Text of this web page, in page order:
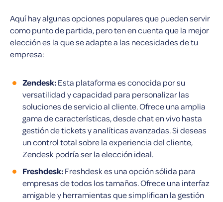
Aquí hay algunas opciones populares que pueden servir
como punto de partida, pero ten en cuenta que la mejor
elección es la que se adapte a las necesidades de tu
empresa:
Zendesk:Esta plataforma es conocida por su
versatilidad y capacidad para personalizar las
soluciones de servicio al cliente. Ofrece una amplia
gama de características, desde chat en vivo hasta
gestión de tickets y analíticas avanzadas. Si deseas
un control total sobre la experiencia del cliente,
Zendesk podría ser la elección ideal.
Freshdesk:Freshdesk es una opción sólida para
empresas de todos los tamaños. Ofrece una interfaz
amigable y herramientas que simplifican la gestión